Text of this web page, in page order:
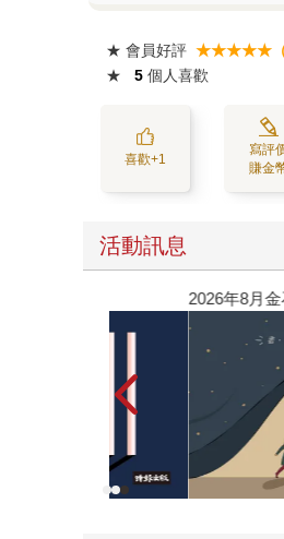
★ 會員好評 ★★★★★（
★
5 個人喜歡
喜歡+1
寫評
賺金
活動訊息